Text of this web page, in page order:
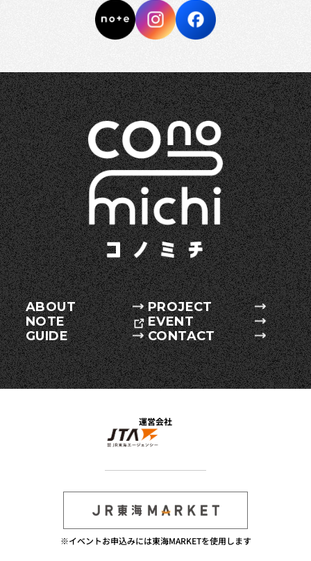
ABOUT
PROJECT
NOTE
EVENT
GUIDE
CONTACT
運営会社
※イベントお申込みには東海MARKETを使用します